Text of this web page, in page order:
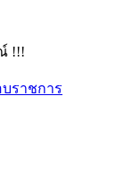
!!!
ราชการ